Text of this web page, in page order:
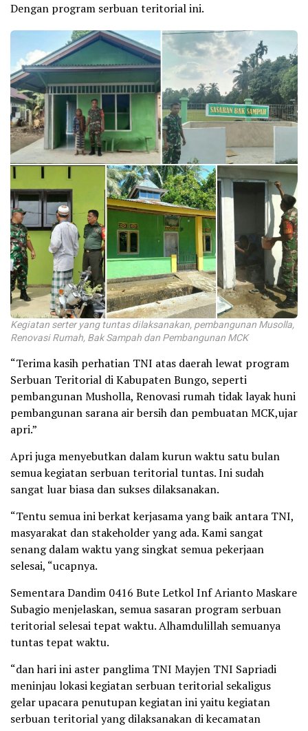
Dengan program serbuan teritorial ini.
Kegiatan serter yang tuntas dilaksanakan, pembangunan Musolla,
Renovasi Rumah, Bak Sampah dan Pembangunan MCK
“Terima kasih perhatian TNI atas daerah lewat program
Serbuan Teritorial di Kabupaten Bungo, seperti
pembangunan Musholla, Renovasi rumah tidak layak huni
pembangunan sarana air bersih dan pembuatan MCK,ujar
apri.”
Apri juga menyebutkan dalam kurun waktu satu bulan
semua kegiatan serbuan teritorial tuntas. Ini sudah
sangat luar biasa dan sukses dilaksanakan.
“Tentu semua ini berkat kerjasama yang baik antara TNI,
masyarakat dan stakeholder yang ada. Kami sangat
senang dalam waktu yang singkat semua pekerjaan
selesai, “ucapnya.
Sementara Dandim 0416 Bute Letkol Inf Arianto Maskare
Subagio menjelaskan, semua sasaran program serbuan
teritorial selesai tepat waktu. Alhamdulillah semuanya
tuntas tepat waktu.
“dan hari ini aster panglima TNI Mayjen TNI Sapriadi
meninjau lokasi kegiatan serbuan teritorial sekaligus
gelar upacara penutupan kegiatan ini yaitu kegiatan
serbuan teritorial yang dilaksanakan di kecamatan